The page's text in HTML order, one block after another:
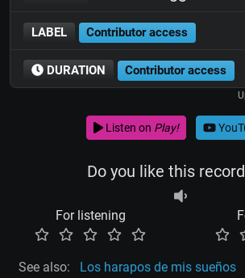
LABEL Contributor access
DURATION Contributor access
Listen on Play!
Do you like this
For listening
See also: Los harapos de mis sueños